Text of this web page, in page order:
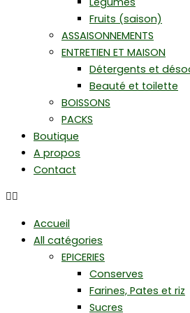
Fruits (saison)
ASSAISONNEMENTS
ENTRETIEN ET MAISON
Détergents et
Beauté et toilette
BOISSONS
PACKS
Boutique
A propos
Contact
Accueil
All catégories
EPICERIES
Conserves
Farines, Pates et riz
Sucres